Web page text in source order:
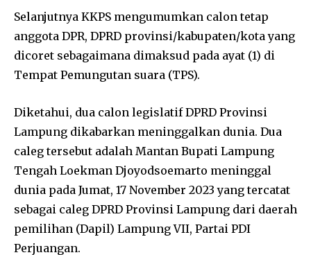
Selanjutnya KKPS mengumumkan calon tetap
anggota DPR, DPRD provinsi/kabupaten/kota yang
dicoret sebagaimana dimaksud pada ayat (1) di
Tempat Pemungutan suara (TPS).
Diketahui, dua calon legislatif DPRD Provinsi
Lampung dikabarkan meninggalkan dunia. Dua
caleg tersebut adalah Mantan Bupati Lampung
Tengah Loekman Djoyodsoemarto meninggal
dunia pada Jumat, 17 November 2023 yang tercatat
sebagai caleg DPRD Provinsi Lampung dari daerah
pemilihan (Dapil) Lampung VII, Partai PDI
Perjuangan.